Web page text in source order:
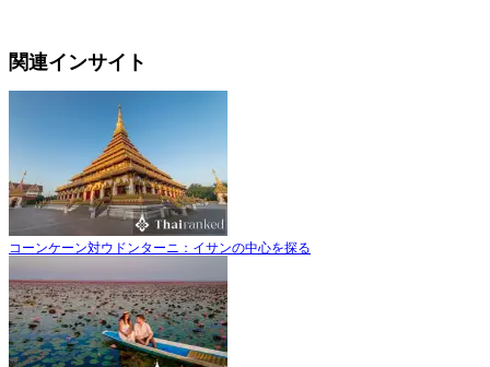
関連インサイト
コーンケーン対ウドンターニ：イサンの中心を探る